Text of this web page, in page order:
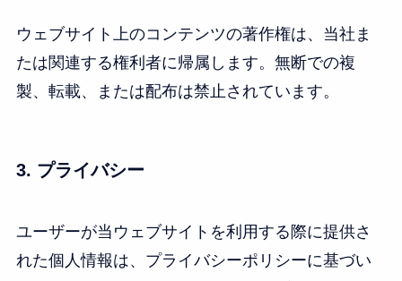
ウェブサイト上のコンテンツの著作権は、当社ま
たは関連する権利者に帰属します。無断での複
製、転載、または配布は禁止されています。
3. プライバシー
ユーザーが当ウェブサイトを利用する際に提供さ
れた個人情報は、プライバシーポリシーに基づい